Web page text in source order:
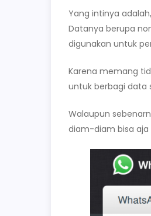
Yang intinya
Datanya berupa
digunakan untuk
Karena memang
untuk berbagi data
Walaupun
diam-diam bisa